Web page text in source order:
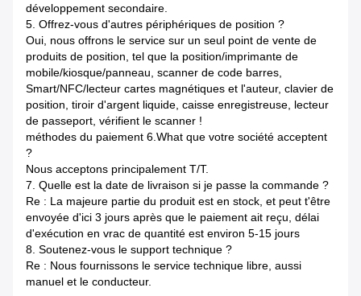
développement secondaire.
5. Offrez-vous d'autres périphériques de position ?
Oui, nous offrons le service sur un seul point de vente de
produits de position, tel que la position/imprimante de
mobile/kiosque/panneau, scanner de code barres,
Smart/NFC/lecteur cartes magnétiques et l'auteur, clavier de
position, tiroir d'argent liquide, caisse enregistreuse, lecteur
de passeport, vérifient le scanner !
méthodes du paiement 6.What que votre société acceptent
?
Nous acceptons principalement T/T.
7. Quelle est la date de livraison si je passe la commande ?
Re : La majeure partie du produit est en stock, et peut t'être
envoyée d'ici 3 jours après que le paiement ait reçu, délai
d'exécution en vrac de quantité est environ 5-15 jours
8. Soutenez-vous le support technique ?
Re : Nous fournissons le service technique libre, aussi
manuel et le conducteur.